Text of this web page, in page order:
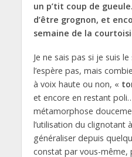
un p’tit coup de
d’être grognon, et
semaine de la
Je ne sais pas si je suis
l’espère pas, mais
à voix haute ou non, «
et encore en restant
métamorphose
l’utilisation du clignotant
généraliser depuis
constat par vous-même,